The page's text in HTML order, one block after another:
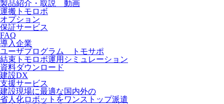
製品紹介・取説 動画
運搬トモロボ
オプション
保証サービス
FAQ
導入企業
ユーザプログラム トモサポ
結束トモロボ運用シミュレーション
資料ダウンロード
建設DX
支援サービス
建設現場に最適な国内外の
省人化ロボットをワンストップ派遣